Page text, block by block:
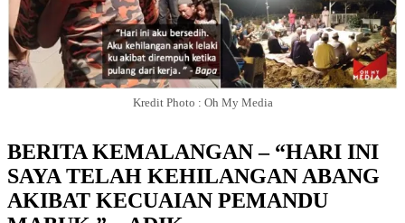
Kredit Photo : Oh My Media
BERITA KEMALANGAN – “HARI INI
SAYA TELAH KEHILANGAN ABANG
AKIBAT KECUAIAN PEMANDU